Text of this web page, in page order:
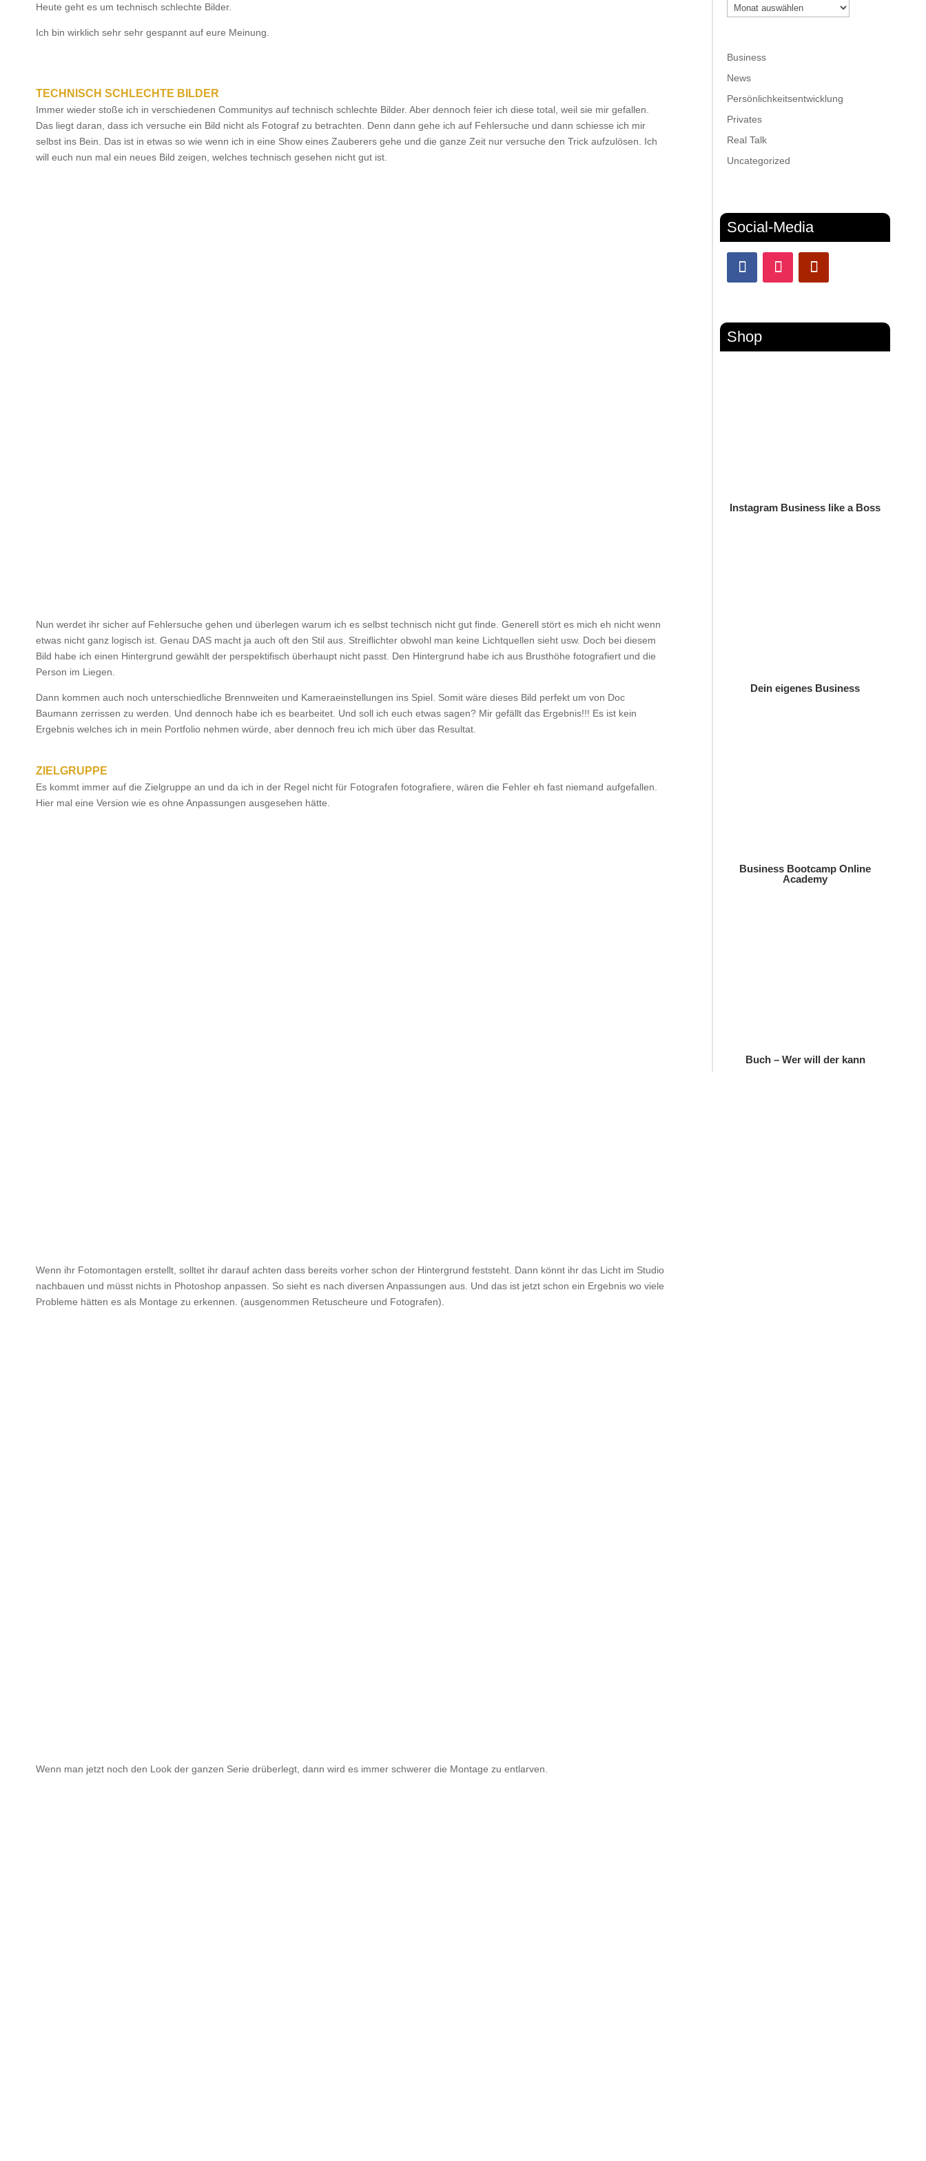
Heute geht es um technisch schlechte Bilder.
Ich bin wirklich sehr sehr gespannt auf eure Meinung.
TECHNISCH SCHLECHTE BILDER
Immer wieder stoße ich in verschiedenen Communitys auf technisch schlechte Bilder. Aber dennoch feier ich diese total, weil sie mir gefallen.
Das liegt daran, dass ich versuche ein Bild nicht als Fotograf zu betrachten. Denn dann gehe ich auf Fehlersuche und dann schiesse ich mir
selbst ins Bein. Das ist in etwas so wie wenn ich in eine Show eines Zauberers gehe und die ganze Zeit nur versuche den Trick aufzulösen. Ich
will euch nun mal ein neues Bild zeigen, welches technisch gesehen nicht gut ist.
Nun werdet ihr sicher auf Fehlersuche gehen und überlegen warum ich es selbst technisch nicht gut finde. Generell stört es mich eh nicht wenn
etwas nicht ganz logisch ist. Genau DAS macht ja auch oft den Stil aus. Streiflichter obwohl man keine Lichtquellen sieht usw. Doch bei diesem
Bild habe ich einen Hintergrund gewählt der perspektifisch überhaupt nicht passt. Den Hintergrund habe ich aus Brusthöhe fotografiert und die
Person im Liegen.
Dann kommen auch noch unterschiedliche Brennweiten und Kameraeinstellungen ins Spiel. Somit wäre dieses Bild perfekt um von Doc
Baumann zerrissen zu werden. Und dennoch habe ich es bearbeitet. Und soll ich euch etwas sagen? Mir gefällt das Ergebnis!!! Es ist kein
Ergebnis welches ich in mein Portfolio nehmen würde, aber dennoch freu ich mich über das Resultat.
ZIELGRUPPE
Es kommt immer auf die Zielgruppe an und da ich in der Regel nicht für Fotografen fotografiere, wären die Fehler eh fast niemand aufgefallen.
Hier mal eine Version wie es ohne Anpassungen ausgesehen hätte.
Wenn ihr Fotomontagen erstellt, solltet ihr darauf achten dass bereits vorher schon der Hintergrund feststeht. Dann könnt ihr das Licht im Studio
nachbauen und müsst nichts in Photoshop anpassen. So sieht es nach diversen Anpassungen aus. Und das ist jetzt schon ein Ergebnis wo viele
Probleme hätten es als Montage zu erkennen. (ausgenommen Retuscheure und Fotografen).
Wenn man jetzt noch den Look der ganzen Serie drüberlegt, dann wird es immer schwerer die Montage zu entlarven.
Archiv
Business
News
Persönlichkeitsentwicklung
Privates
Real Talk
Uncategorized
Social-Media
Shop
Instagram Business like a Boss
Dein eigenes Business
Business Bootcamp Online
Academy
Buch – Wer will der kann